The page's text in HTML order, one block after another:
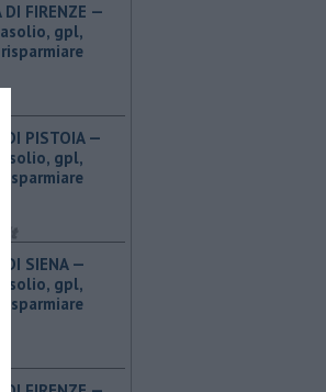
DI FIRENZE —
gpl,
DI PISTOIA —
gpl,
risparmiare
DI SIENA —
gpl,
risparmiare